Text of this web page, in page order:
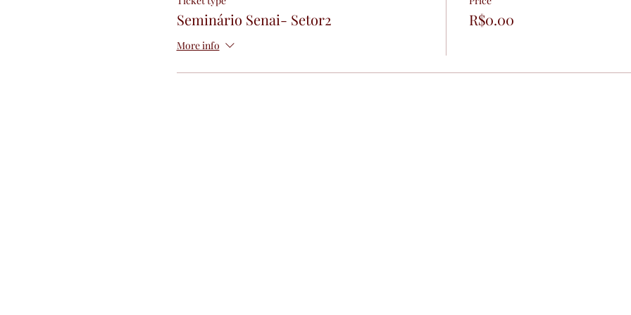
Seminário Senai- Setor2
More info
R$0.00